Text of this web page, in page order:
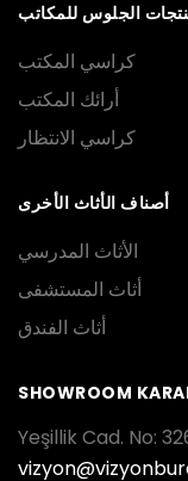
الجلوس للمكاتب
كراسي المكتب
أرائك المكتب
كراسي الانتظار
أصناف الأثاث الأخرى
الأثاث المدرسي
أثاث المستشفى
أثاث الفندق
SHOWROOM
Yeşillik Cad. No: